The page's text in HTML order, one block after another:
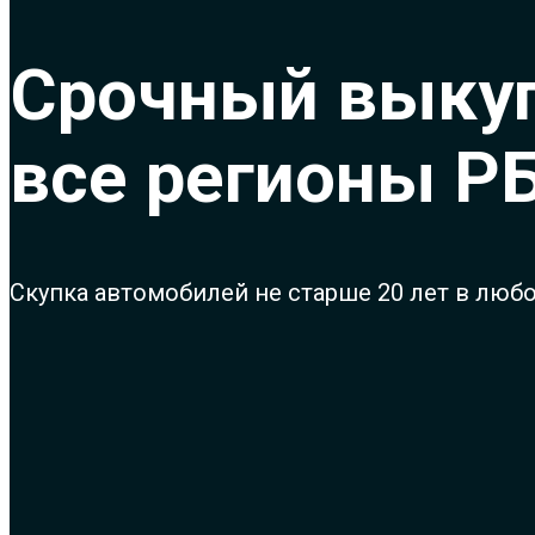
Срочный
все регионы
Скупка автомобилей не старше 20 лет в